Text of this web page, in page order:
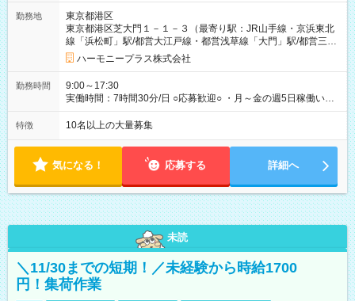
間中も給与・待遇に変更はありません。 【試用期間】試用期間
あり 試用期間の長さ：1ヶ月 雇用形態、給与は本採用時と同じ
です。 試用期間中は、健康保険などの福利厚生の一部が制限さ
れる可能性があります。
勤務地
東京都港区
東京都港区芝大門１－１－３（最寄り駅：JR山手線・京浜東北
線「浜松町」駅/都営大江戸線・都営浅草線「⼤⾨」駅/都営三田
線「御成⾨」駅）
ハーモニープラス株式会社
勤務時間
9:00～17:30
実働時間：7時間30分/日 ○応募歓迎○ ・月～金の週5日稼働いた
だける方 ・実働時間：7.5時間（休憩1時間）
特徴 10名以上の大量募集
気になる！ 応募する 詳細へ
未読
＼11/30までの短期！／未経験から時給1700
円！集荷作業